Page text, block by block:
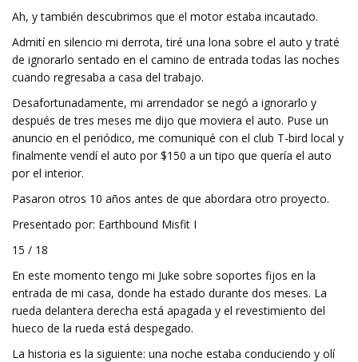
Ah, y también descubrimos que el motor estaba incautado.
Admití en silencio mi derrota, tiré una lona sobre el auto y traté
de ignorarlo sentado en el camino de entrada todas las noches
cuando regresaba a casa del trabajo.
Desafortunadamente, mi arrendador se negó a ignorarlo y
después de tres meses me dijo que moviera el auto. Puse un
anuncio en el periódico, me comuniqué con el club T-bird local y
finalmente vendí el auto por $150 a un tipo que quería el auto
por el interior.
Pasaron otros 10 años antes de que abordara otro proyecto.
Presentado por: Earthbound Misfit I
15 / 18
En este momento tengo mi Juke sobre soportes fijos en la
entrada de mi casa, donde ha estado durante dos meses. La
rueda delantera derecha está apagada y el revestimiento del
hueco de la rueda está despegado.
La historia es la siguiente: una noche estaba conduciendo y olí